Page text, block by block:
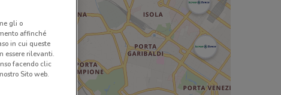
gli o
affinché
in cui queste
essere rilevanti.
facendo clic
Sito web.